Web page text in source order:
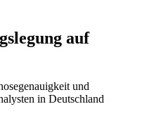
auf
und
in Deutschland